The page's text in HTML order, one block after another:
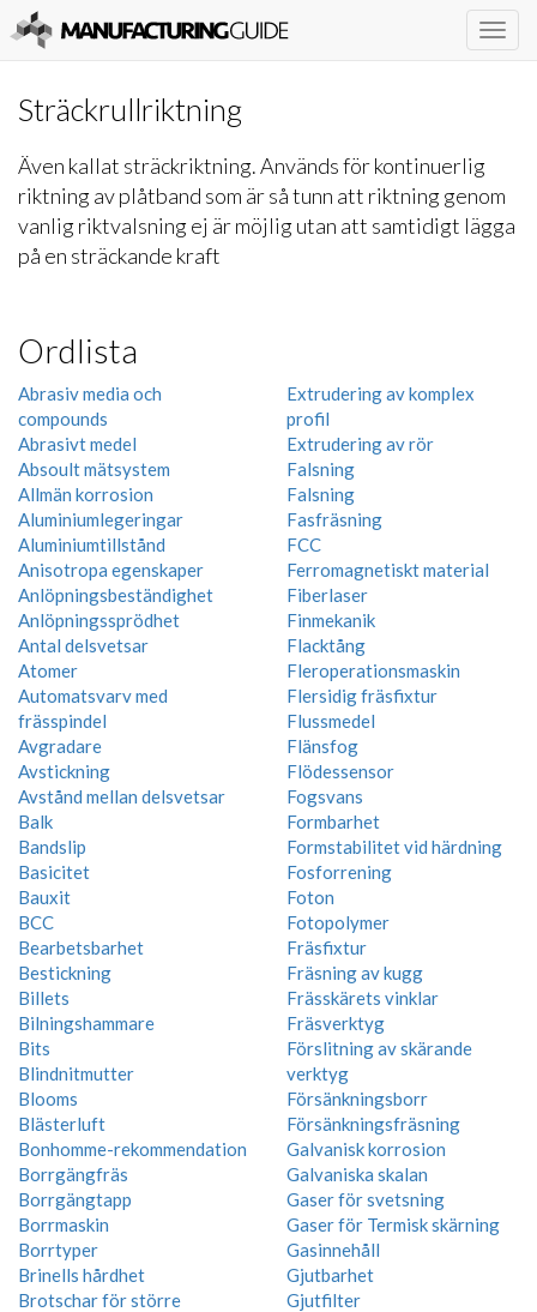
Sträckrullriktning
Även kallat sträckriktning. Används för kontinuerlig
riktning av plåtband som är så tunn att riktning genom
vanlig riktvalsning ej är möjlig utan att samtidigt lägga
på en sträckande kraft
Ordlista
Abrasiv media och
compounds
Abrasivt medel
Absoult mätsystem
Allmän korrosion
Aluminiumlegeringar
Aluminiumtillstånd
Anisotropa egenskaper
Anlöpningsbeständighet
Anlöpningssprödhet
Antal delsvetsar
Atomer
Automatsvarv med
frässpindel
Avgradare
Avstickning
Avstånd mellan delsvetsar
Balk
Bandslip
Basicitet
Bauxit
BCC
Bearbetsbarhet
Bestickning
Billets
Bilningshammare
Bits
Blindnitmutter
Blooms
Blästerluft
Bonhomme-rekommendation
Borrgängfräs
Borrgängtapp
Borrmaskin
Borrtyper
Brinells hårdhet
Brotschar för större
Extrudering av komplex
profil
Extrudering av rör
Falsning
Falsning
Fasfräsning
FCC
Ferromagnetiskt material
Fiberlaser
Finmekanik
Flacktång
Fleroperationsmaskin
Flersidig fräsfixtur
Flussmedel
Flänsfog
Flödessensor
Fogsvans
Formbarhet
Formstabilitet vid härdning
Fosforrening
Foton
Fotopolymer
Fräsfixtur
Fräsning av kugg
Frässkärets vinklar
Fräsverktyg
Förslitning av skärande
verktyg
Försänkningsborr
Försänkningsfräsning
Galvanisk korrosion
Galvaniska skalan
Gaser för svetsning
Gaser för Termisk skärning
Gasinnehåll
Gjutbarhet
Gjutfilter